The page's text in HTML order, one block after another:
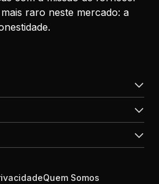
raro neste mercado: a
Quem Somos